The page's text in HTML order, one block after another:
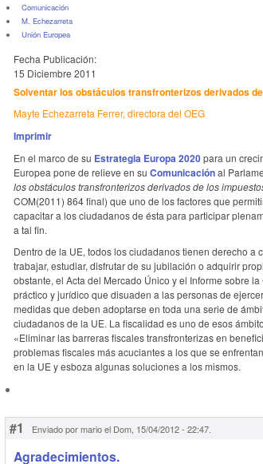
Comunicación
M. Echezarreta
Unión Europea
Fecha Publicación:
15 Diciembre 2011
Solventar los obstáculos transfronterizos derivados
Mayte Echezarreta Ferrer, directora del OEG
Imprimir
En el marco de su Estrategia Europa 2020para un
Europea pone de relieve en su Comunicaciónal
los obstáculos transfronterizos derivados de los
COM(2011) 864 final) que uno de los factores que
capacitar a los ciudadanos de ésta para participar
a tal fin.
Dentro de la UE, todos los ciudadanos tienen derecho
trabajar, estudiar, disfrutar de su jubilación o adquirir
obstante, el Acta del Mercado Único y el Informe sobre
práctico y jurídico que disuaden a las personas de
medidas que deben adoptarse en toda una serie de
ciudadanos de la UE. La fiscalidad es uno de esos
«Eliminar las barreras fiscales transfronterizas en
problemas fiscales más acuciantes a los que se
en la UE y esboza algunas soluciones a los mismos.
#1 Enviado por mario el Dom, 15/04/2012 - 22:47.
Agradecimientos.